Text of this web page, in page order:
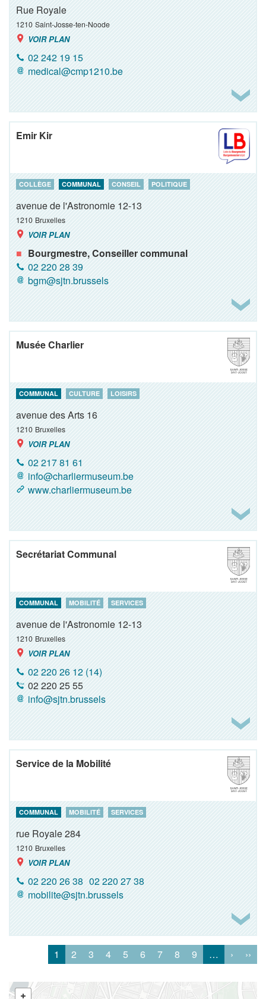
Rue Royale
1210 Saint-Josse-ten-Noode
VOIR PLAN
02 242 19 15
medical@cmp1210.be
Emir Kir
COLLÈGE COMMUNAL CONSEIL POLITIQUE
avenue de l'Astronomie 12-13
1210 Bruxelles
VOIR PLAN
Bourgmestre, Conseiller communal
02 220 28 39
bgm@sjtn.brussels
Musée Charlier
COMMUNAL CULTURE LOISIRS
avenue des Arts 16
1210 Bruxelles
VOIR PLAN
02 217 81 61
info@charliermuseum.be
www.charliermuseum.be
Secrétariat Communal
COMMUNAL MOBILITÉ SERVICES
avenue de l'Astronomie 12-13
1210 Bruxelles
VOIR PLAN
02 220 26 12 (14)
02 220 25 55
info@sjtn.brussels
Service de la Mobilité
COMMUNAL MOBILITÉ SERVICES
rue Royale 284
1210 Bruxelles
VOIR PLAN
02 220 26 38 02 220 27 38
mobilite@sjtn.brussels
1 2 3 4 5 6 7 8 9 … › ››